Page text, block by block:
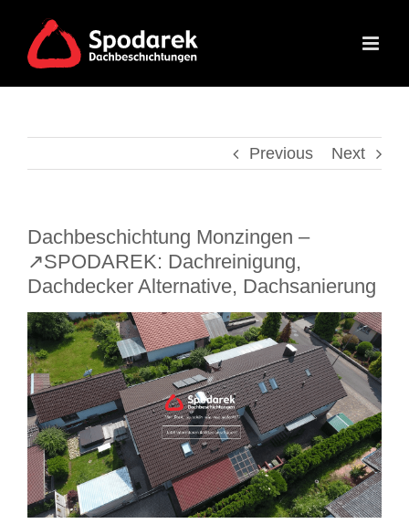
content
Previous Next
Dachbeschichtung Monzingen –
↗️SPODAREK: Dachreinigung,
Dachdecker Alternative, Dachsanierung